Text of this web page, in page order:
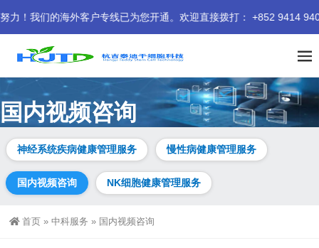
的海外客户专线已为您开通。欢迎直接拨打： +852 9414 9401 我
国内视频咨询
神经系统疾病健康管理服务 慢性病健康管理服务
国内视频咨询 NK细胞健康管理服务
首页 » 中科服务 » 国内视频咨询